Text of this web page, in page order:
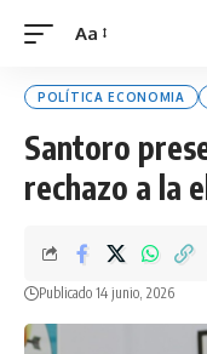
Font
Aa
POLÍTICA ECONOMIA
Santoro
rechazo a la
Publicado 14 junio, 2026